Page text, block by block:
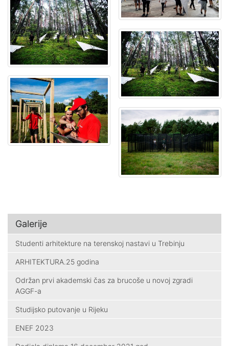
Galerije
Studenti arhitekture na terenskoj nastavi u Trebinju
ARHITEKTURA.25 godina
Održan prvi akademski čas za brucoše u novoj zgradi
AGGF-a
Studijsko putovanje u Rijeku
ENEF 2023